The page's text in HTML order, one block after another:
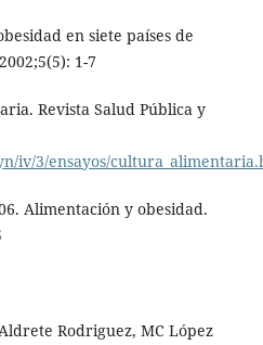
en siete países de
1-7
Revista Salud Pública y
iv/3/ensayos/
Alimentación y obesidad.
Rodriguez, MC López